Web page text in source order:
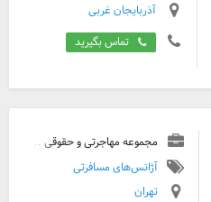
آذربایجان غربی
تماس بگیرید
مجموعه مهاجرتی و حقوقی ...
آژانس‌های مسافرتی
تهران